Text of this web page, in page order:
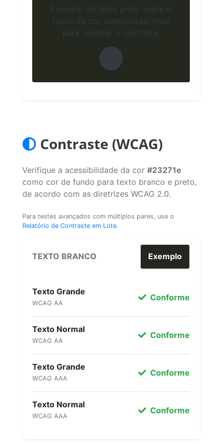
Exemplo de texto preto sobre o
fundo da cor selecionada. Ideal
para verificar o contraste.
Contraste (WCAG)
Verifique a acessibilidade da cor #23271e
como cor de fundo para texto branco e preto,
de acordo com as diretrizes WCAG 2.0.
Para testes avançados com múltiplos pares, use o
Relatório de Contraste em Lote.
TEXTO BRANCO Exemplo
Texto Grande
WCAG AA
Conforme
Texto Normal
WCAG AA
Conforme
Texto Grande
WCAG AAA
Conforme
Texto Normal
WCAG AAA
Conforme